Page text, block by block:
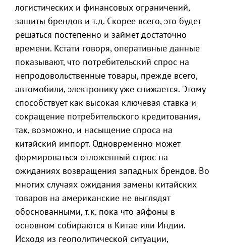
логистических и финансовых ограничений,
защиты брендов и т.д. Скорее всего, это будет
решаться постепенно и займет достаточно
времени. Кстати говоря, оперативные данные
показывают, что потребительский спрос на
непродовольственные товары, прежде всего,
автомобили, электронику уже снижается. Этому
способствует как высокая ключевая ставка и
сокращение потребительского кредитования,
так, возможно, и насыщение спроса на
китайский импорт. Одновременно может
формироваться отложенный спрос на
ожиданиях возвращения западных брендов. Во
многих случаях ожидания замены китайских
товаров на американские не выглядят
обоснованными, т.к. пока что айфоны в
основном собираются в Китае или Индии.
Исходя из геополитической ситуации,